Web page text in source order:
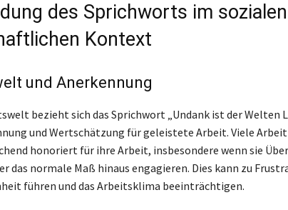
des Sprichworts im
Kontext
und Anerkennung
bezieht sich das Sprichwort „Undank ist der Welten
und Wertschätzung für geleistete Arbeit. Viele
honoriert für ihre Arbeit, insbesondere wenn sie
das normale Maß hinaus engagieren. Dies kann zu
führen und das Arbeitsklima beeinträchtigen.